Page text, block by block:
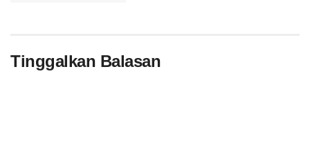
Tinggalkan Balasan